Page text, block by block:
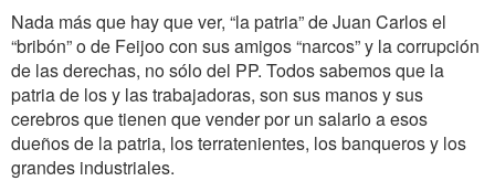
Nada más que hay que ver, “la patria” de Juan Carlos el
“bribón” o de Feijoo con sus amigos “narcos” y la corrupción
de las derechas, no sólo del PP. Todos sabemos que la
patria de los y las trabajadoras, son sus manos y sus
cerebros que tienen que vender por un salario a esos
dueños de la patria, los terratenientes, los banqueros y los
grandes industriales.